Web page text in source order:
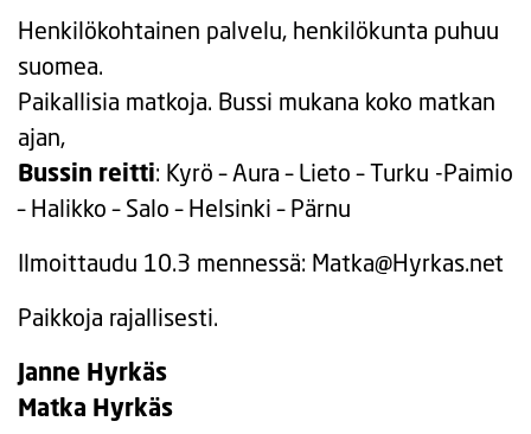
Henkilökohtainen palvelu, henkilökunta puhuu
suomea.
Paikallisia matkoja. Bussi mukana koko matkan
ajan,
Bussin reitti: Kyrö – Aura – Lieto – Turku -Paimio
– Halikko – Salo – Helsinki – Pärnu
Ilmoittaudu 10.3 mennessä: Matka@Hyrkas.net
Paikkoja rajallisesti.
Janne Hyrkäs
Matka Hyrkäs